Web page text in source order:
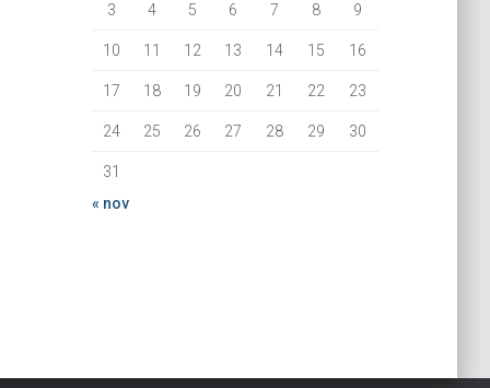
3 4 5 6 7 8 9
10 11 12 13 14 15 16
17 18 19 20 21 22 23
24 25 26 27 28 29 30
31
« nov